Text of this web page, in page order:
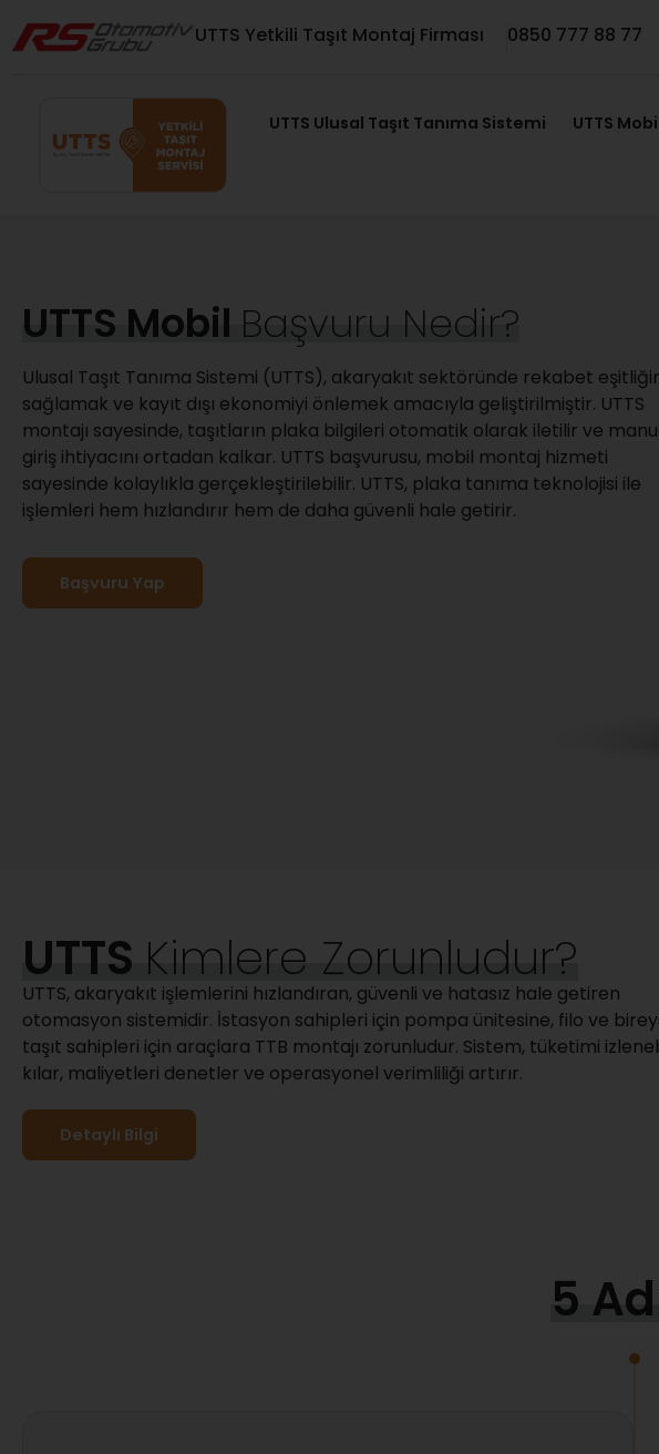
UTTS Yetkili Taşıt Montaj Firması 0850 777 88 77
UTTS Ulusal Taşıt Tanıma Sistemi UTTS
UTTS Mobil Başvuru Nedir?
Ulusal Taşıt Tanıma Sistemi (UTTS), akaryakıt sektöründe rekabet
sağlamak ve kayıt dışı ekonomiyi önlemek amacıyla geliştirilmiştir. UTTS
montajı sayesinde, taşıtların plaka bilgileri otomatik olarak iletilir ve
giriş ihtiyacını ortadan kalkar. UTTS başvurusu, mobil montaj hizmeti
sayesinde kolaylıkla gerçekleştirilebilir. UTTS, plaka tanıma teknolojisi ile
işlemleri hem hızlandırır hem de daha güvenli hale getirir.
Başvuru Yap
UTTS Kimlere Zorunludur?
UTTS, akaryakıt işlemlerini hızlandıran, güvenli ve hatasız hale getiren
otomasyon sistemidir. İstasyon sahipleri için pompa ünitesine, filo ve
taşıt sahipleri için araçlara TTB montajı zorunludur. Sistem, tüketimi
kılar, maliyetleri denetler ve operasyonel verimliliği artırır.
Detaylı Bilgi
5